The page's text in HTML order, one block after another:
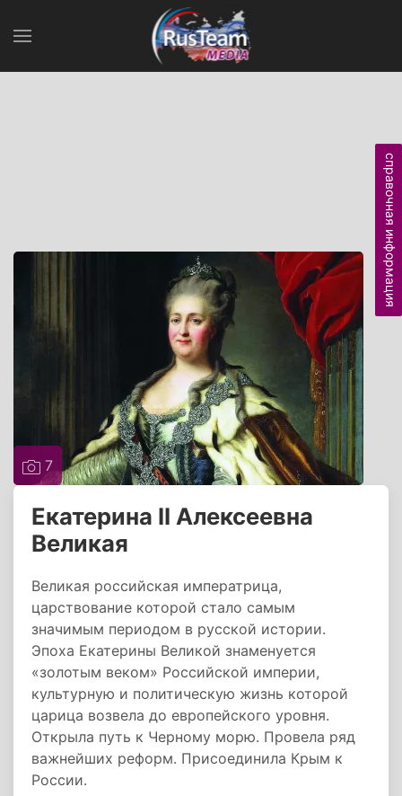
7
Екатерина II Алексеевна
Великая
Великая российская императрица,
царствование которой стало самым
значимым периодом в русской истории.
Эпоха Екатерины Великой знаменуется
«золотым веком» Российской империи,
культурную и политическую жизнь которой
царица возвела до европейского уровня.
Открыла путь к Черному морю. Провела ряд
важнейших реформ. Присоединила Крым к
России.
справочная информация